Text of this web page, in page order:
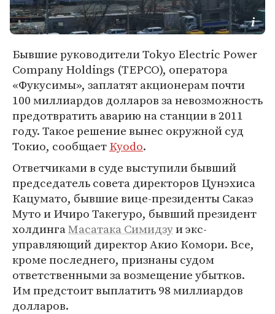
Бывшие руководители Tokyo Electric Power
Company Holdings (TEPCO), оператора
«Фукусимы», заплатят акционерам почти
100 миллиардов долларов за невозможность
предотвратить аварию на станции в 2011
году. Такое решение вынес окружной суд
Токио, сообщаетKyodo.
Ответчиками в суде выступили бывший
председатель совета директоров Цунэхиса
Кацумато, бывшие вице-президенты Сакаэ
Муто и Ичиро Такегуро, бывший президент
холдингаМасатака Симидзуи экс-
управляющий директор Акио Комори. Все,
кроме последнего, признаны судом
ответственными за возмещение убытков.
Им предстоит выплатить 98 миллиардов
долларов.